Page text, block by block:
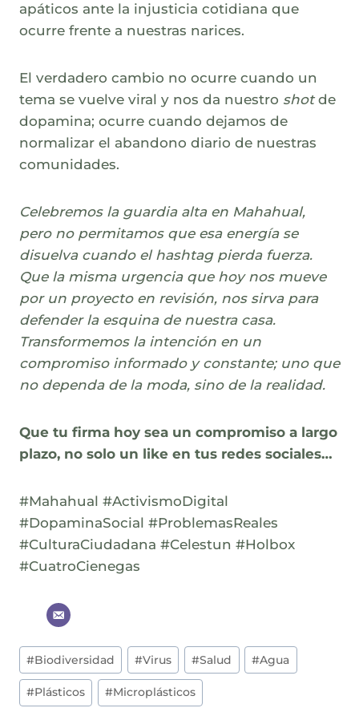
apáticos ante la injusticia cotidiana que
ocurre frente a nuestras narices.
El verdadero cambio no ocurre cuando un
tema se vuelve viral y nos da nuestro shotde
dopamina; ocurre cuando dejamos de
normalizar el abandono diario de nuestras
comunidades.
Celebremos la guardia alta en Mahahual,
pero no permitamos que esa energía se
disuelva cuando el hashtag pierda fuerza.
Que la misma urgencia que hoy nos mueve
por un proyecto en revisión, nos sirva para
defender la esquina de nuestra casa.
Transformemos la intención en un
compromiso informado y constante; uno que
no dependa de la moda, sino de la realidad.
Que tu firma hoy sea un compromiso a largo
plazo, no solo un like en tus redes sociales…
#Mahahual #ActivismoDigital
#DopaminaSocial #ProblemasReales
#CulturaCiudadana #Celestun #Holbox
#CuatroCienegas
Post
Tags:
#Biodiversidad #Virus #Salud #Agua
#Plásticos #Microplásticos